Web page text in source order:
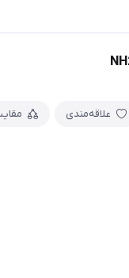
علاقه‌مندی